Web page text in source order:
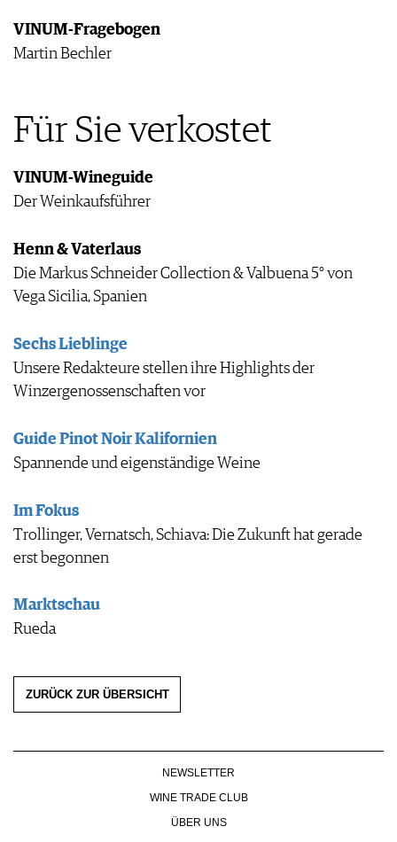
VINUM-Fragebogen
Martin Bechler
Für Sie verkostet
VINUM-Wineguide
Der Weinkaufsführer
Henn & Vaterlaus
Die Markus Schneider Collection & Valbuena 5° von
Vega Sicilia, Spanien
Sechs Lieblinge
Unsere Redakteure stellen ihre Highlights der
Winzergenossenschaften vor
Guide Pinot Noir Kalifornien
Spannende und eigenständige Weine
Im Fokus
Trollinger, Vernatsch, Schiava: Die Zukunft hat gerade
erst begonnen
Marktschau
Rueda
ZURÜCK ZUR ÜBERSICHT
NEWSLETTER
WINE TRADE CLUB
ÜBER UNS